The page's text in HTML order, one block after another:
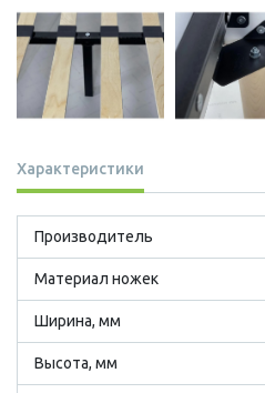
Характеристики
Производитель
Материал ножек
Ширина, мм
Высота, мм